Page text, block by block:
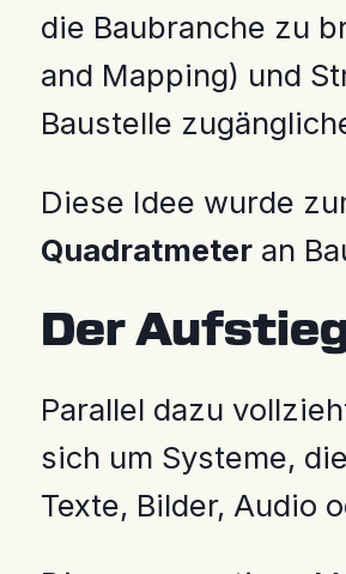
die Baubranche zu
and Mapping) und
Baustelle
Diese Idee wurde
Quadratmeteran
Der
Parallel dazu
sich um Systeme,
Texte, Bilder, Audio